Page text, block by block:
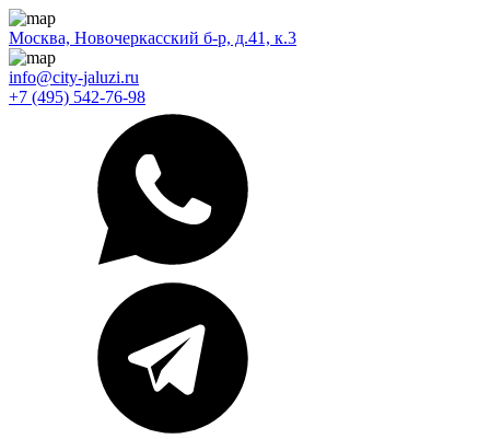
Москва, Новочеркасский б-р, д.41, к.3
info@city-jaluzi.ru
+7 (495) 542-76-98